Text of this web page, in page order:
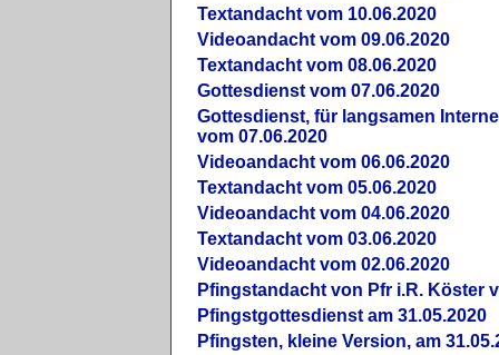
Textandacht vom 10.06.2020
Videoandacht vom 09.06.2020
Textandacht vom 08.06.2020
Gottesdienst vom 07.06.2020
Gottesdienst, für langsamen
vom 07.06.2020
Videoandacht vom 06.06.2020
Textandacht vom 05.06.2020
Videoandacht vom 04.06.2020
Textandacht vom 03.06.2020
Videoandacht vom 02.06.2020
Pfingstandacht von Pfr i.R. Köster
Pfingstgottesdienst am 31.05.2020
Pfingsten, kleine Version, am